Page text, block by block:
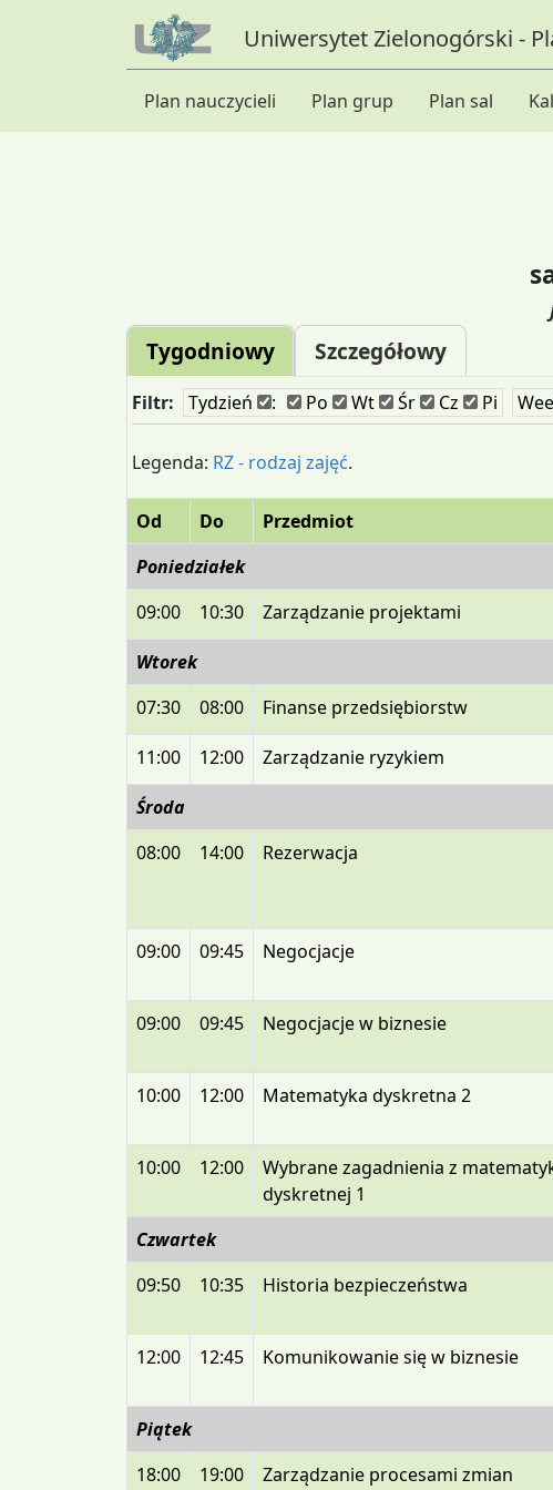
Uniwersytet Zielonogórski -
Plan nauczycieli Plan grup Plan sal
Tygodniowy Szczegółowy
Filtr: Tydzień : Po Wt Śr Cz Pi
Legenda: RZ - rodzaj zajęć.
Od Do Przedmiot
Poniedziałek
09:00
10:30 Zarządzanie projektami
Wtorek
07:30
08:00 Finanse przedsiębiorstw
11:00 12:00 Zarządzanie ryzykiem
Środa
08:00
14:00 Rezerwacja
09:00 09:45 Negocjacje
09:00 09:45 Negocjacje w biznesie
10:00 12:00 Matematyka dyskretna 2
10:00 12:00
Wybrane zagadnienia z
dyskretnej 1
Czwartek
09:50
10:35 Historia bezpieczeństwa
12:00 12:45 Komunikowanie się w biznesie
Piątek
18:00
19:00 Zarządzanie procesami zmian